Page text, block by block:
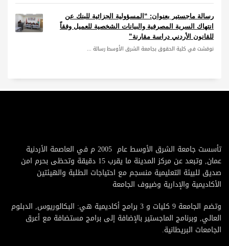
رسالة ماجستير بعنوان: “المسؤولية الجزائية للبنك عن
انتهاك السرية المصرفية والبيانات الشخصية للعميل وفقاً
للقانون الأردني دراسة مقارنة”
نوقشت في كلية الحقوق بجامعة الشرق الأوسط رسالة ...
تأسست جامعة الشرق الأوسط عام 2005 م في العاصمة الأردنية
عمان, وتبعد عن مركز المدينة ما يقرب 15 دقيقة وتحظى بحرم امن
صديق للبيئة التعليمية منسجم مع احتياجات الطلبة والهيئتين
الأكاديمية والإدارية وضيوف الجامعة
وتضم الجامعة 9 كليات و 3 برامج أكاديمية هي: البكالوريوس, الدبلوم
العالي, وبرنامج الماجستير بالإضافة إلى برامج مستضافة مع أعرق
الجامعات البريطانية.